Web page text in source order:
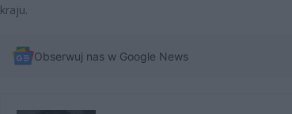
kraju.
Obserwuj nas w Google News